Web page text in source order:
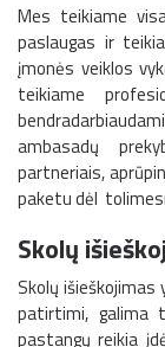
Mes teikiame
paslaugas ir
įmonės veiklos
teikiame
ambasadų
partneriais,
paketu dėl
Skolų
Skolų
patirtimi, galima
pastangų reikia